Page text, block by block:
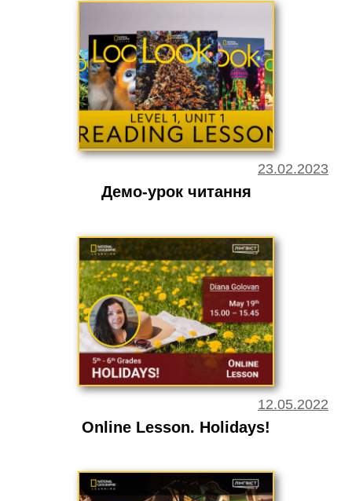
23.02.2023
Демо-урок читання
12.05.2022
Online Lesson. Holidays!